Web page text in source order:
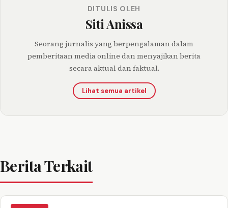
DITULIS OLEH
Siti Anissa
Seorang jurnalis yang berpengalaman dalam
pemberitaan media online dan menyajikan berita
secara aktual dan faktual.
Lihat semua artikel
Berita Terkait